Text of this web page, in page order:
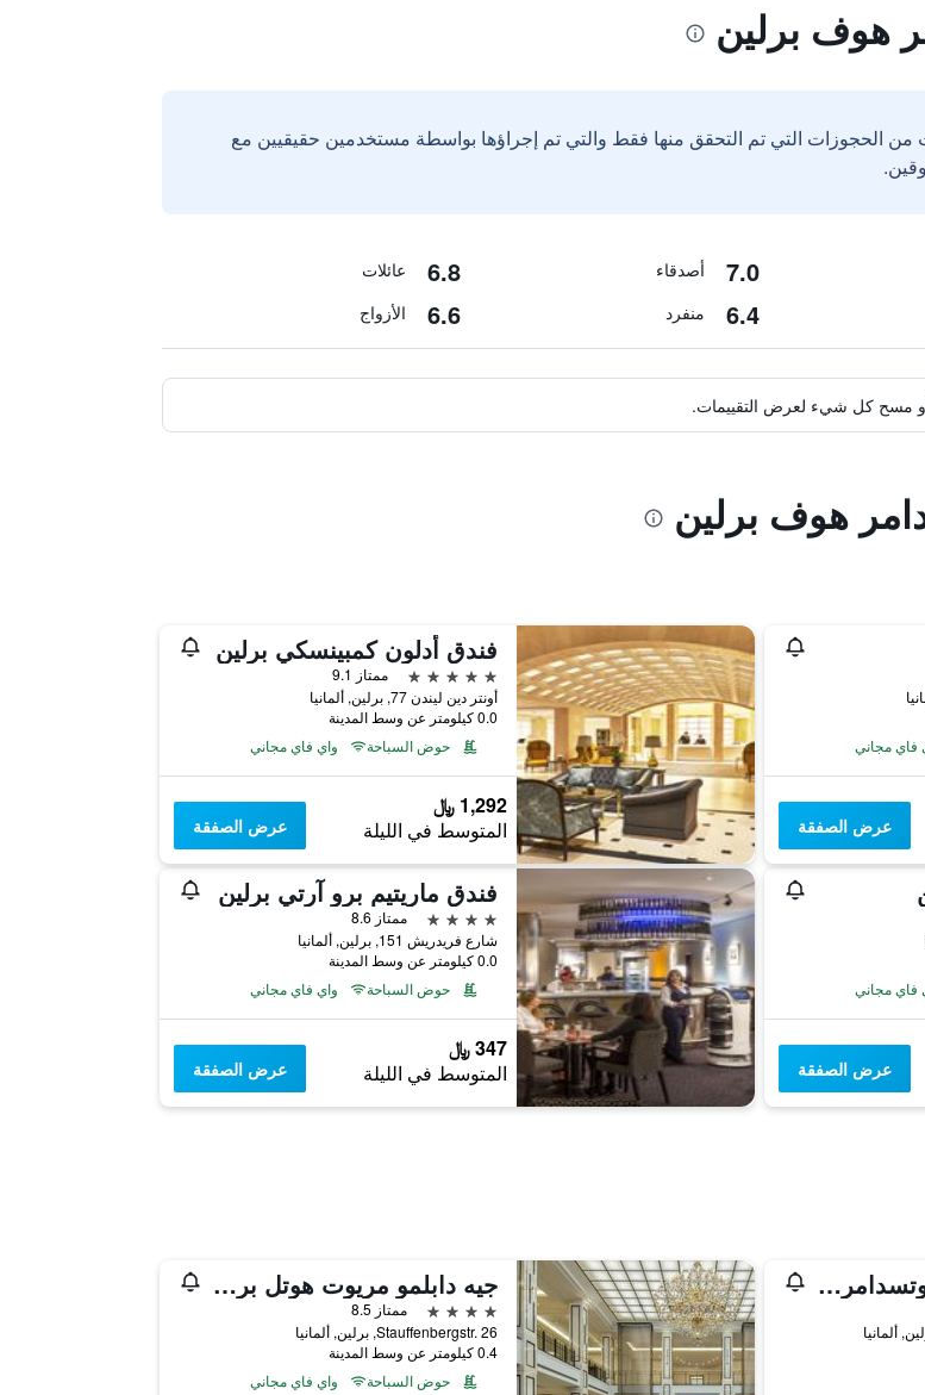
هوف برلين
الحجوزات التي تم التحقق منها فقط والتي تم إجراؤها بواسطة مستخدمين حقيقيين مع
7.0 أصدقاء 6.8 عائلات
6.4 منفرد 6.6 الأزواج
أو مسح كل شيء لعرض التقييمات.
هوف برلين
فاي مجاني
عرض الصفقة
فندق أدلون كمبينسكي برلين
5 نجوم
ممتاز 9.1
أونتر دين ليندن 77, برلين, ألمانيا
0.0 كيلومتر عن وسط المدينة
حوض السباحة
واي فاي مجاني
1,292 ﷼
المتوسط في الليلة عرض الصفقة
فاي مجاني
عرض الصفقة
فندق ماريتيم برو آرتي برلين
4 نجوم
ممتاز 8.6
شارع فريدريش 151, برلين, ألمانيا
0.0 كيلومتر عن وسط المدينة
حوض السباحة
واي فاي مجاني
347 ﷼
المتوسط في الليلة عرض الصفقة
كوينتين إكس إل بوتسدامر بلاتس هوتل جيه دابلمو مريوت هوتل برلين
4 نجوم
ممتاز 8.5
Stauffenbergstr. 26, برلين, ألمانيا
0.4 كيلومتر عن وسط المدينة
حوض السباحة
واي فاي مجاني